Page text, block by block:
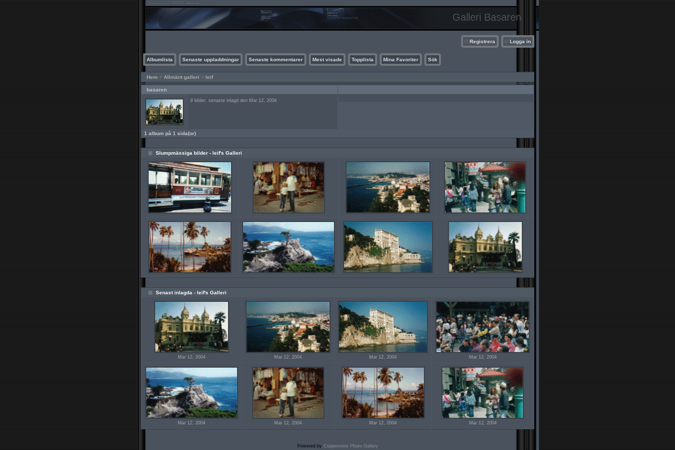
Galleri Basaren
Registrera Logga in
Albumlista Senaste uppladdningar Senaste kommentarer Mest visade Topplista Mina Favoriter Sök
Hem > Allmänt galleri > leif
basaren
9 bilder, senaste inlagd den Mar 12, 2004
1 album på 1 sida(or)
Slumpmässiga bilder - leif's Galleri
Senast inlagda - leif's Galleri
Mar 12, 2004 Mar 12, 2004 Mar 12, 2004 Mar 12, 2004
Mar 12, 2004 Mar 12, 2004 Mar 12, 2004 Mar 12, 2004
Powered by Coppermine Photo Gallery